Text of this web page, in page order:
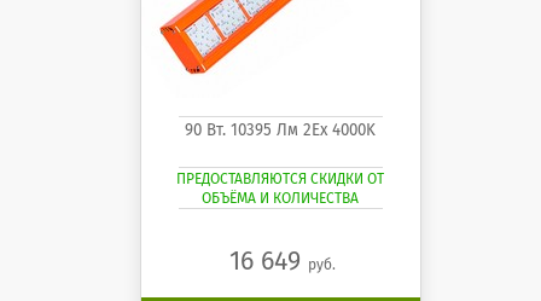
90 Вт. 10395 Лм 2Ех 4000K
ПРЕДОСТАВЛЯЮТСЯ СКИДКИ ОТ
ОБЪЁМА И КОЛИЧЕСТВА
16 649 руб.